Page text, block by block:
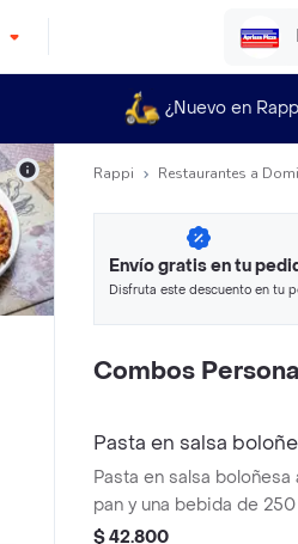
¿Nuevo en
Rappi Restaurantes a
Envío gratis en tu
Disfruta este descuento en tu
Combos
Pasta en salsa
Pasta en salsa
pan y una bebida de
$ 42.800